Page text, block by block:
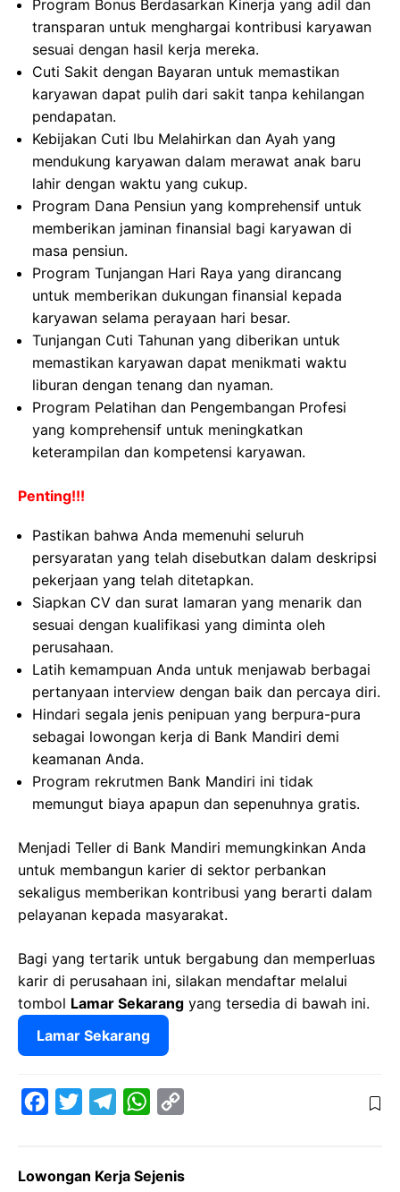
Program Bonus Berdasarkan Kinerja yang adil dan
transparan untuk menghargai kontribusi karyawan
sesuai dengan hasil kerja mereka.
Cuti Sakit dengan Bayaran untuk memastikan
karyawan dapat pulih dari sakit tanpa kehilangan
pendapatan.
Kebijakan Cuti Ibu Melahirkan dan Ayah yang
mendukung karyawan dalam merawat anak baru
lahir dengan waktu yang cukup.
Program Dana Pensiun yang komprehensif untuk
memberikan jaminan finansial bagi karyawan di
masa pensiun.
Program Tunjangan Hari Raya yang dirancang
untuk memberikan dukungan finansial kepada
karyawan selama perayaan hari besar.
Tunjangan Cuti Tahunan yang diberikan untuk
memastikan karyawan dapat menikmati waktu
liburan dengan tenang dan nyaman.
Program Pelatihan dan Pengembangan Profesi
yang komprehensif untuk meningkatkan
keterampilan dan kompetensi karyawan.
Penting!!!
Pastikan bahwa Anda memenuhi seluruh
persyaratan yang telah disebutkan dalam deskripsi
pekerjaan yang telah ditetapkan.
Siapkan CV dan surat lamaran yang menarik dan
sesuai dengan kualifikasi yang diminta oleh
perusahaan.
Latih kemampuan Anda untuk menjawab berbagai
pertanyaan interview dengan baik dan percaya diri.
Hindari segala jenis penipuan yang berpura-pura
sebagai lowongan kerja di Bank Mandiri demi
keamanan Anda.
Program rekrutmen Bank Mandiri ini tidak
memungut biaya apapun dan sepenuhnya gratis.
Menjadi Teller di Bank Mandiri memungkinkan Anda
untuk membangun karier di sektor perbankan
sekaligus memberikan kontribusi yang berarti dalam
pelayanan kepada masyarakat.
Bagi yang tertarik untuk bergabung dan memperluas
karir di perusahaan ini, silakan mendaftar melalui
tombol Lamar Sekarang yang tersedia di bawah ini.
Lamar Sekarang
e
t
e
W
t
y
Lowongan Kerja Sejenis